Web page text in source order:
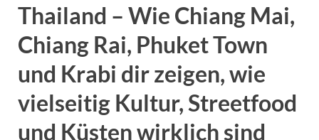
Thailand – Wie Chiang Mai,
Chiang Rai, Phuket Town
und Krabi dir zeigen, wie
vielseitig Kultur, Streetfood
und Küsten wirklich sind